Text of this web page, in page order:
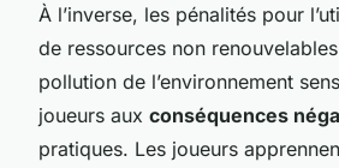
À l’inverse, les pénalités pour
de ressources non
pollution de l’environnement
joueurs aux conséquences
pratiques. Les joueurs